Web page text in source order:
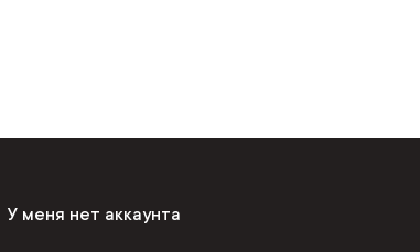
У меня нет аккаунта